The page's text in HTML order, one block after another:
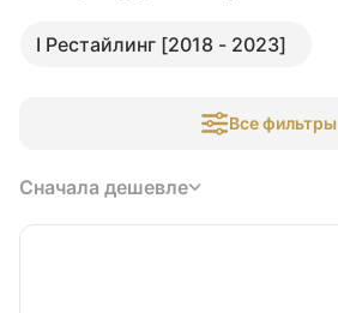
I Рестайлинг [2018 - 2023]
Все фильтры
Сначала дешевле